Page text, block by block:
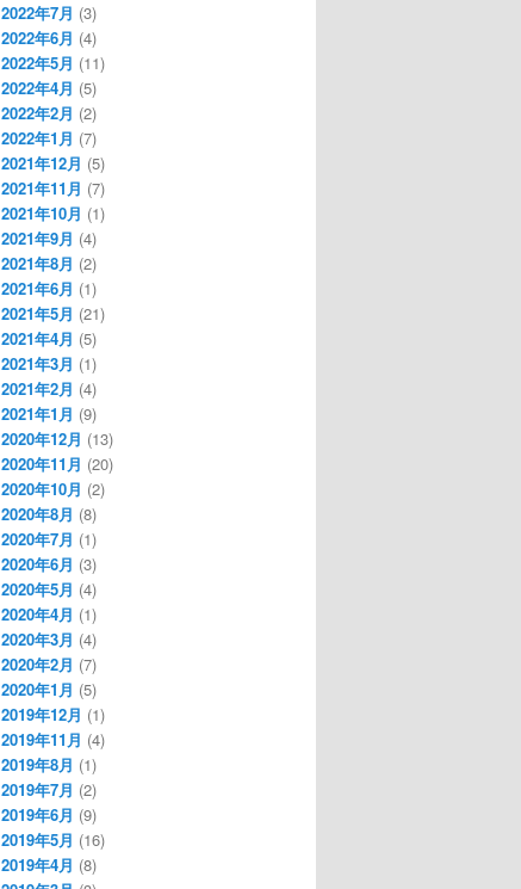
2022年7月 (3)
2022年6月 (4)
2022年5月 (11)
2022年4月 (5)
2022年2月 (2)
2022年1月 (7)
2021年12月 (5)
2021年11月 (7)
2021年10月 (1)
2021年9月 (4)
2021年8月 (2)
2021年6月 (1)
2021年5月 (21)
2021年4月 (5)
2021年3月 (1)
2021年2月 (4)
2021年1月 (9)
2020年12月 (13)
2020年11月 (20)
2020年10月 (2)
2020年8月 (8)
2020年7月 (1)
2020年6月 (3)
2020年5月 (4)
2020年4月 (1)
2020年3月 (4)
2020年2月 (7)
2020年1月 (5)
2019年12月 (1)
2019年11月 (4)
2019年8月 (1)
2019年7月 (2)
2019年6月 (9)
2019年5月 (16)
2019年4月 (8)